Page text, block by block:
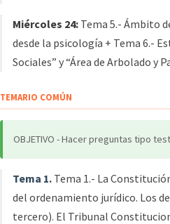
Miércoles 24: Tema 5.- Ámbito
desde la psicología + Tema 6.-
Sociales” y “Área de Arbolado y
TEMARIO COMÚN
OBJETIVO - Hacer preguntas tipo
Tema 1. Tema 1.- La
del ordenamiento jurídico. Los
tercero). El Tribunal